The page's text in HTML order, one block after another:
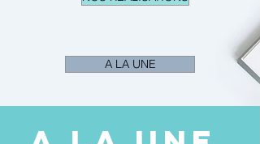
A LA UNE